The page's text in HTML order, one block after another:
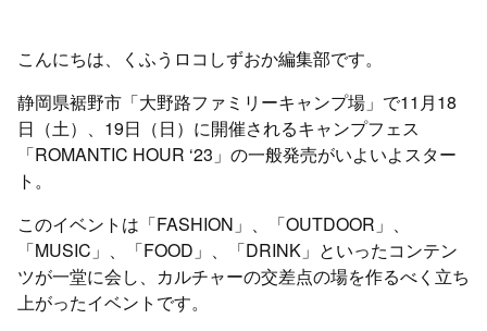
こんにちは、くふうロコしずおか編集部です。
静岡県裾野市「大野路ファミリーキャンプ場」で11月18
日（土）、19日（日）に開催されるキャンプフェス
「ROMANTIC HOUR ‘23」の一般発売がいよいよスター
ト。
このイベントは「FASHION」、「OUTDOOR」、
「MUSIC」、「FOOD」、「DRINK」といったコンテン
ツが一堂に会し、カルチャーの交差点の場を作るべく立ち
上がったイベントです。